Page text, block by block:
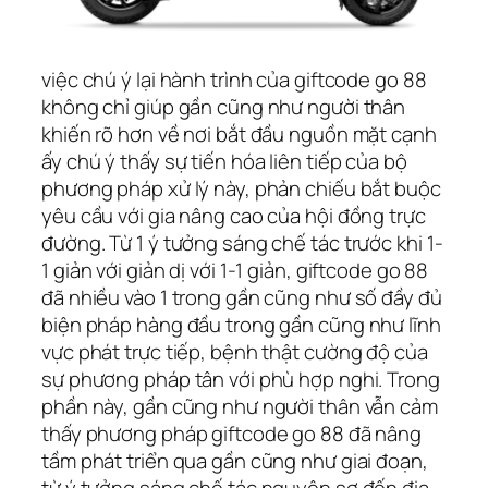
việc chú ý lại hành trình của giftcode go 88
không chỉ giúp gần cũng như người thân
khiến rõ hơn về nơi bắt đầu nguồn mặt cạnh
ấy chú ý thấy sự tiến hóa liên tiếp của bộ
phương pháp xử lý này, phản chiếu bắt buộc
yêu cầu với gia nâng cao của hội đồng trực
đường. Từ 1 ý tưởng sáng chế tác trước khi 1-
1 giản với giản dị với 1-1 giản, giftcode go 88
đã nhiều vào 1 trong gần cũng như số đầy đủ
biện pháp hàng đầu trong gần cũng như lĩnh
vực phát trực tiếp, bệnh thật cường độ của
sự phương pháp tân với phù hợp nghi. Trong
phần này, gần cũng như người thân vẫn cảm
thấy phương pháp giftcode go 88 đã nâng
tầm phát triển qua gần cũng như giai đoạn,